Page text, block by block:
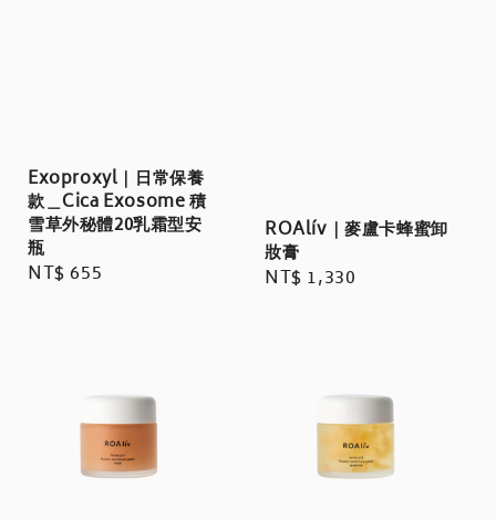
Exoproxyl｜日常保養
款＿Cica Exosome 積
雪草外秘體20乳霜型安
瓶
Regular
NT$ 655
ROAlív｜麥盧卡蜂蜜卸
妝膏
Regular
NT$ 1,330